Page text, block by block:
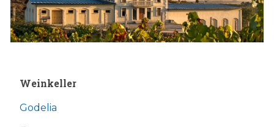
Weinkeller
Godelia